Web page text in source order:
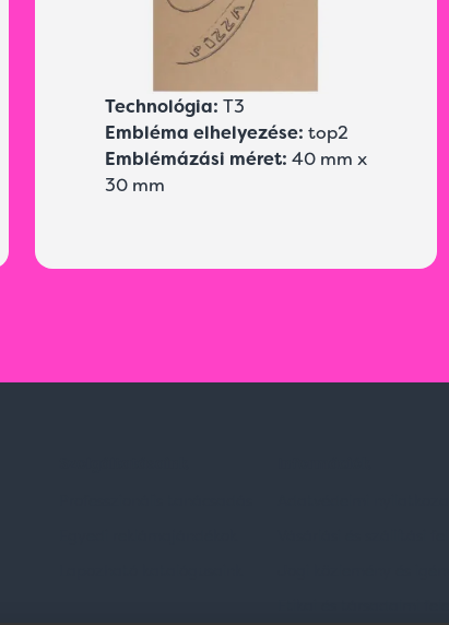
Technológia: T3
Embléma elhelyezése: top2
Emblémázási méret: 40 mm x
30 mm